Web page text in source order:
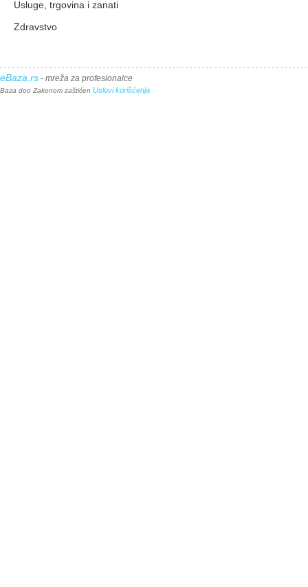
Usluge, trgovina i zanati
Zdravstvo
eBaza.rs - mreža za profesionalce
Baza doo Zakonom zaštićen Uslovi korišćenja